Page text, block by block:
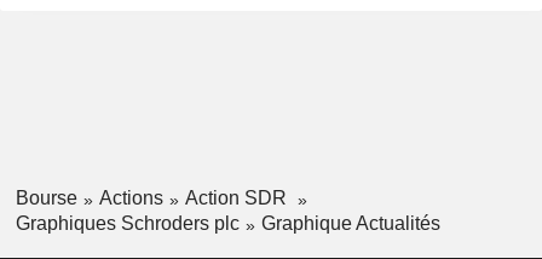
Bourse Actions
Action SDR
Graphiques Schroders plc
Graphique Actualités